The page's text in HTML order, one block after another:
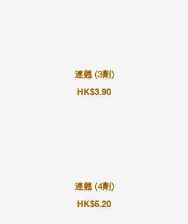
連翹 (3劑)
HK$3.90
連翹 (4劑)
HK$5.20